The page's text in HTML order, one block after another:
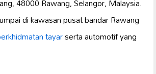
di kawasan pusat bandar Rawang
tayarserta automotif yang